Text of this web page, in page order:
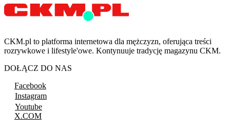
CKM.pl to platforma internetowa dla mężczyzn, oferująca treści
rozrywkowe i lifestyle'owe. Kontynuuje tradycję magazynu CKM.
DOŁĄCZ DO NAS
Facebook
Instagram
Youtube
X.COM